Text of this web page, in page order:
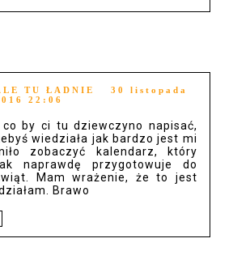
TU ŁADNIE
30 listopada
22:06
I co by ci tu dziewczyno napisać,
wiedziała jak bardzo jest mi
zobaczyć kalendarz, który
naprawdę przygotowuje do
Mam wrażenie, że to jest
Brawo